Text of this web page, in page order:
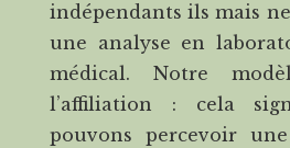
indépendants ils mais
une analyse en
médical. Notre
l’affiliation : cela
pouvons percevoir